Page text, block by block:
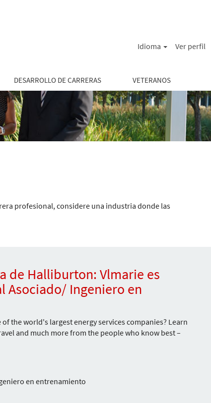
Idioma Ver perfil
DESARROLLO DE CARRERAS VETERANOS
profesional, considere una industria donde las
de Halliburton: Vlmarie es
Asociado/ Ingeniero en
the world's largest energy services companies? Learn
and much more from the people who know best –
en entrenamiento